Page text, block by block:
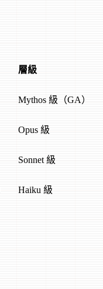
層級
Mythos 級（GA）
Opus 級
Sonnet 級
Haiku 級